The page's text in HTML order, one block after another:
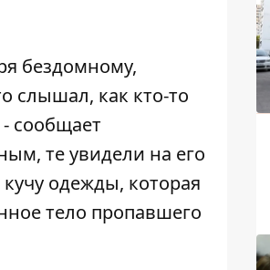
бездомному,
слышал, как кто-то
сообщает
те увидели на его
одежды, которая
тело пропавшего